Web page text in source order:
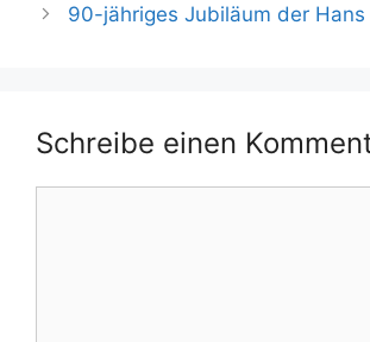
90-jähriges Jubiläum der Hans
Schreibe einen